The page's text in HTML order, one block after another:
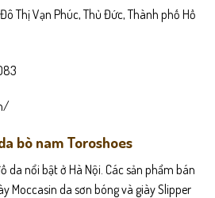
Thị Vạn Phúc, Thủ Đức, Thành phố Hồ
bò nam Toroshoes
da nổi bật ở Hà Nội. Các sản phẩm bán
Moccasin da sơn bóng và giày Slipper